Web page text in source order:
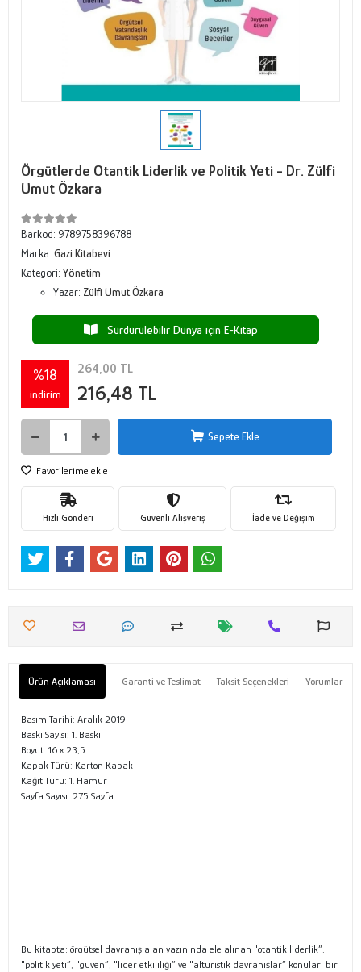
Örgütlerde Otantik Liderlik ve Politik Yeti - Dr. Zülfi
Umut Özkara
Barkod: 9789758396788
Marka: Gazi Kitabevi
Kategori: Yönetim
Yazar: Zülfi Umut Özkara
Sürdürülebilir Dünya için E-Kitap
%18
indirim
264,00 TL
216,48 TL
Sepete Ekle
Favorilerime ekle
Hızlı Gönderi Güvenli Alışveriş İade ve Değişim
Ürün Açıklaması Garanti ve Teslimat Taksit Seçenekleri Yorumlar
Basım Tarihi: Aralık 2019
Baskı Sayısı: 1. Baskı
Boyut: 16 x 23,5
Kapak Türü: Karton Kapak
Kağıt Türü: 1. Hamur
Sayfa Sayısı: 275 Sayfa
Bu kitapta; örgütsel davranış alan yazınında ele alınan "otantik liderlik”,
"politik yeti”, "güven”, "lider etkililiği” ve "alturistik davranışlar” konuları bir